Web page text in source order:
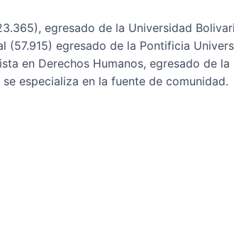
egresado de la Universidad
(57.915) egresado de la Pontificia
en Derechos Humanos, egresado de la
especializa en la fuente de comunidad.